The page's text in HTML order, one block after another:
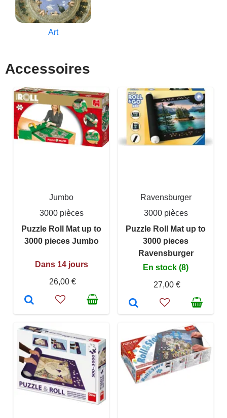
Art
Accessoires
Jumbo
3000 pièces
Puzzle Roll Mat up to
3000 pieces Jumbo
Dans 14 jours
26,00 €
Ravensburger
3000 pièces
Puzzle Roll Mat up to
3000 pieces
Ravensburger
En stock (8)
27,00 €